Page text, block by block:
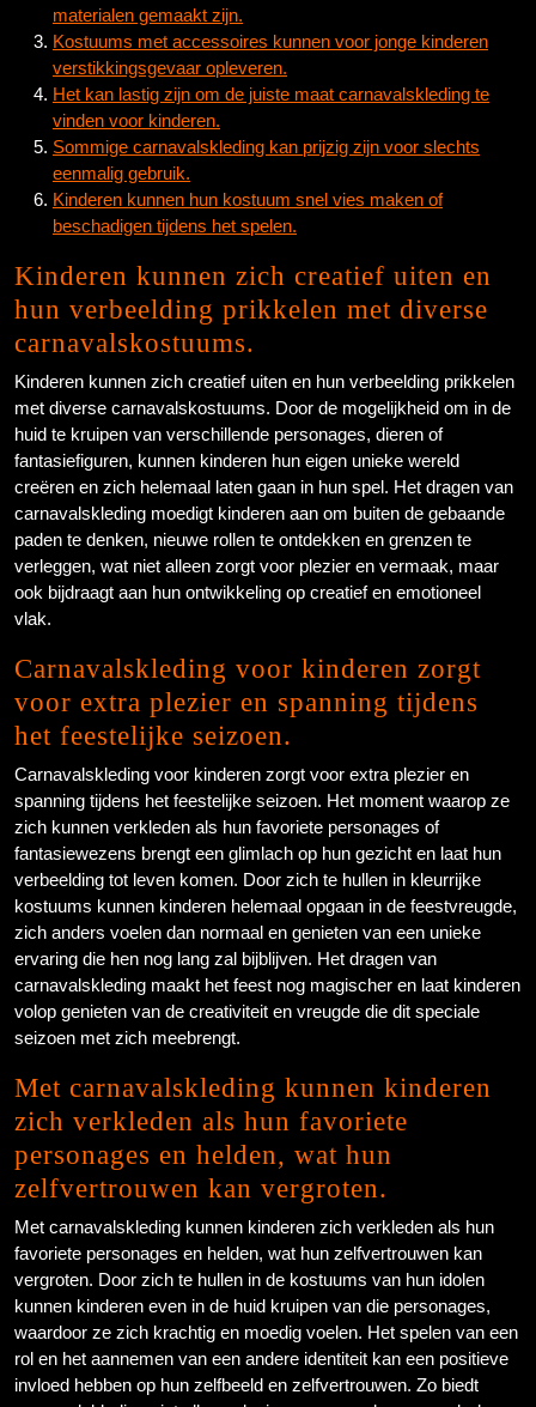
materialen gemaakt zijn.
Kostuums met accessoires kunnen voor jonge kinderen
verstikkingsgevaar opleveren.
Het kan lastig zijn om de juiste maat carnavalskleding te
vinden voor kinderen.
Sommige carnavalskleding kan prijzig zijn voor slechts
eenmalig gebruik.
Kinderen kunnen hun kostuum snel vies maken of
beschadigen tijdens het spelen.
Kinderen kunnen zich creatief uiten en
hun verbeelding prikkelen met diverse
carnavalskostuums.
Kinderen kunnen zich creatief uiten en hun verbeelding prikkelen
met diverse carnavalskostuums. Door de mogelijkheid om in de
huid te kruipen van verschillende personages, dieren of
fantasiefiguren, kunnen kinderen hun eigen unieke wereld
creëren en zich helemaal laten gaan in hun spel. Het dragen van
carnavalskleding moedigt kinderen aan om buiten de gebaande
paden te denken, nieuwe rollen te ontdekken en grenzen te
verleggen, wat niet alleen zorgt voor plezier en vermaak, maar
ook bijdraagt aan hun ontwikkeling op creatief en emotioneel
vlak.
Carnavalskleding voor kinderen zorgt
voor extra plezier en spanning tijdens
het feestelijke seizoen.
Carnavalskleding voor kinderen zorgt voor extra plezier en
spanning tijdens het feestelijke seizoen. Het moment waarop ze
zich kunnen verkleden als hun favoriete personages of
fantasiewezens brengt een glimlach op hun gezicht en laat hun
verbeelding tot leven komen. Door zich te hullen in kleurrijke
kostuums kunnen kinderen helemaal opgaan in de feestvreugde,
zich anders voelen dan normaal en genieten van een unieke
ervaring die hen nog lang zal bijblijven. Het dragen van
carnavalskleding maakt het feest nog magischer en laat kinderen
volop genieten van de creativiteit en vreugde die dit speciale
seizoen met zich meebrengt.
Met carnavalskleding kunnen kinderen
zich verkleden als hun favoriete
personages en helden, wat hun
zelfvertrouwen kan vergroten.
Met carnavalskleding kunnen kinderen zich verkleden als hun
favoriete personages en helden, wat hun zelfvertrouwen kan
vergroten. Door zich te hullen in de kostuums van hun idolen
kunnen kinderen even in de huid kruipen van die personages,
waardoor ze zich krachtig en moedig voelen. Het spelen van een
rol en het aannemen van een andere identiteit kan een positieve
invloed hebben op hun zelfbeeld en zelfvertrouwen. Zo biedt